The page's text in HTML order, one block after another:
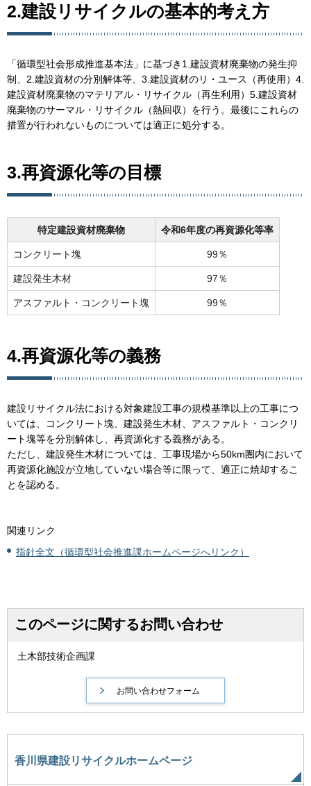
2.建設リサイクルの基本的考え方
「循環型社会形成推進基本法」に基づき1.建設資材廃棄物の発生抑
制、2.建設資材の分別解体等、3.建設資材のリ・ユース（再使用）4.
建設資材廃棄物のマテリアル・リサイクル（再生利用）5.建設資材
廃棄物のサーマル・リサイクル（熱回収）を行う。最後にこれらの
措置が行われないものについては適正に処分する。
3.再資源化等の目標
特定建設資材廃棄物 令和6年度の再資源化等率
コンクリート塊 99％
建設発生木材 97％
アスファルト・コンクリート塊 99％
4.再資源化等の義務
建設リサイクル法における対象建設工事の規模基準以上の工事につ
いては、コンクリート塊、建設発生木材、アスファルト・コンクリ
ート塊等を分別解体し、再資源化する義務がある。
ただし、建設発生木材については、工事現場から50km圏内において
再資源化施設が立地していない場合等に限って、適正に焼却するこ
とを認める。
関連リンク
指針全文（循環型社会推進課ホームページへリンク）
このページに関するお問い合わせ
土木部技術企画課
香川県建設リサイクルホームページ